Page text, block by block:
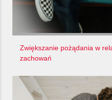
Zwiększanie pożądania w
zachowań